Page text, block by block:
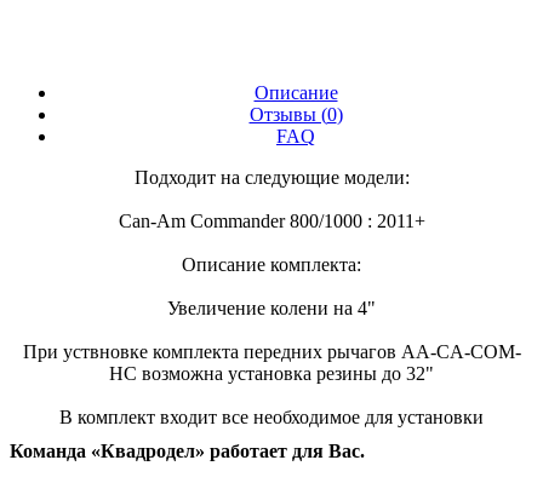
Описание
Отзывы (0)
FAQ
Подходит на следующие модели:
Can-Am Commander 800/1000 : 2011+
Описание комплекта:
Увеличение колени на 4"
При уствновке комплекта передних рычагов AA-CA-COM-
HC возможна установка резины до 32"
В комплект входит все необходимое для установки
Команда «Квадродел» работает для Вас.